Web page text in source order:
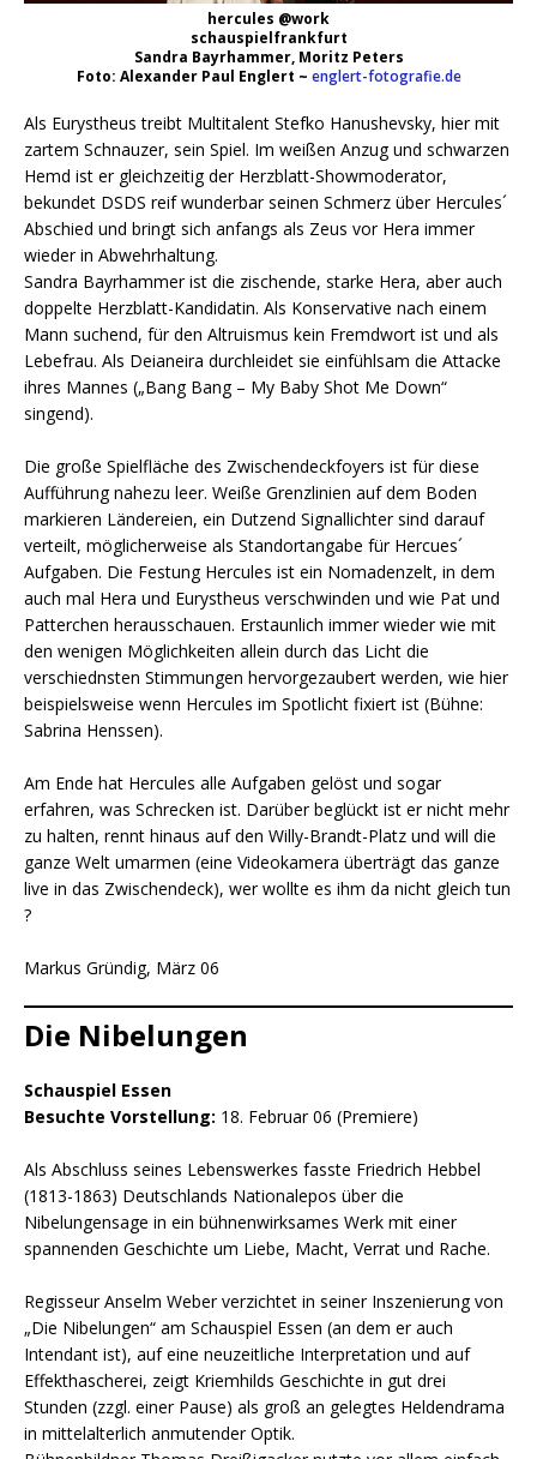
hercules @work
schauspielfrankfurt
Sandra Bayrhammer, Moritz Peters
Foto: Alexander Paul Englert ~ englert-fotografie.de
Als Eurystheus treibt Multitalent Stefko Hanushevsky, hier mit
zartem Schnauzer, sein Spiel. Im weißen Anzug und schwarzen
Hemd ist er gleichzeitig der Herzblatt-Showmoderator,
bekundet DSDS reif wunderbar seinen Schmerz über Hercules´
Abschied und bringt sich anfangs als Zeus vor Hera immer
wieder in Abwehrhaltung.
Sandra Bayrhammer ist die zischende, starke Hera, aber auch
doppelte Herzblatt-Kandidatin. Als Konservative nach einem
Mann suchend, für den Altruismus kein Fremdwort ist und als
Lebefrau. Als Deianeira durchleidet sie einfühlsam die Attacke
ihres Mannes („Bang Bang – My Baby Shot Me Down“
singend).
Die große Spielfläche des Zwischendeckfoyers ist für diese
Aufführung nahezu leer. Weiße Grenzlinien auf dem Boden
markieren Ländereien, ein Dutzend Signallichter sind darauf
verteilt, möglicherweise als Standortangabe für Hercues´
Aufgaben. Die Festung Hercules ist ein Nomadenzelt, in dem
auch mal Hera und Eurystheus verschwinden und wie Pat und
Patterchen herausschauen. Erstaunlich immer wieder wie mit
den wenigen Möglichkeiten allein durch das Licht die
verschiednsten Stimmungen hervorgezaubert werden, wie hier
beispielsweise wenn Hercules im Spotlicht fixiert ist (Bühne:
Sabrina Henssen).
Am Ende hat Hercules alle Aufgaben gelöst und sogar
erfahren, was Schrecken ist. Darüber beglückt ist er nicht mehr
zu halten, rennt hinaus auf den Willy-Brandt-Platz und will die
ganze Welt umarmen (eine Videokamera überträgt das ganze
live in das Zwischendeck), wer wollte es ihm da nicht gleich tun
?
Markus Gründig, März 06
Die Nibelungen
Schauspiel Essen
Besuchte Vorstellung: 18. Februar 06 (Premiere)
Als Abschluss seines Lebenswerkes fasste Friedrich Hebbel
(1813-1863) Deutschlands Nationalepos über die
Nibelungensage in ein bühnenwirksames Werk mit einer
spannenden Geschichte um Liebe, Macht, Verrat und Rache.
Regisseur Anselm Weber verzichtet in seiner Inszenierung von
„Die Nibelungen“ am Schauspiel Essen (an dem er auch
Intendant ist), auf eine neuzeitliche Interpretation und auf
Effekthascherei, zeigt Kriemhilds Geschichte in gut drei
Stunden (zzgl. einer Pause) als groß an gelegtes Heldendrama
in mittelalterlich anmutender Optik.